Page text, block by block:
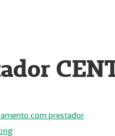
com prestador